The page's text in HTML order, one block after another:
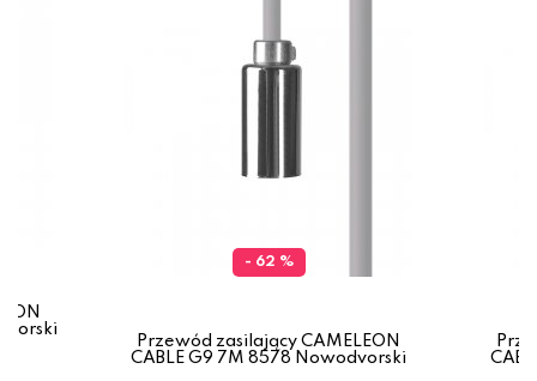
- 62 %
Przewód zasilający CAMELEON
CABLE G9 7M 8578 Nowodvorski